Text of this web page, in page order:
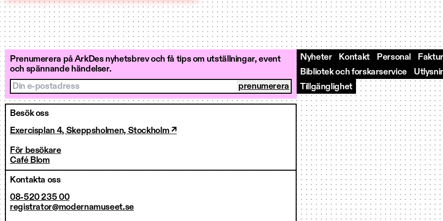
Prenumerera på ArkDes nyhetsbrev och få tips om utställningar, event
och spännande händelser.
Din e-postadress
Besök oss
Exercisplan 4, Skeppsholmen, Stockholm ↗
För besökare
Café Blom
Kontakta oss
08-520 235 00
registrator@modernamuseet.se
Nyheter Kontakt Personal
Bibliotek och forskarservice
Tillgänglighet